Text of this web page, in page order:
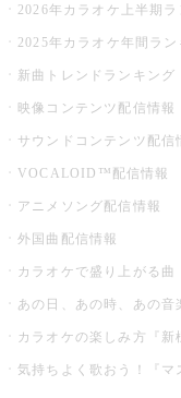
2026年カラオケ上半期ラ
2025年カラオケ年間ラン
新曲トレンドランキング
映像コンテンツ配信情報
サウンドコンテンツ配信
VOCALOID™配信情報
アニメソング配信情報
外国曲配信情報
カラオケで盛り上がる曲
あの日、あの時、あの音
カラオケの楽しみ方『新
気持ちよく歌おう！『マ